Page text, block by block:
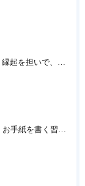
本日縁起の良き1日ですね！縁起を担いで、新しいことをはじめる♪大人の趣味に書道なら「青霄書法会」
7月23日は文月ふみの日！！お手紙を書く習慣を…★書道のお稽古なら大阪の書道教室「青霄書法会」